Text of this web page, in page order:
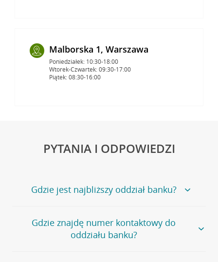
Malborska 1, Warszawa
Poniedziałek: 10:30-18:00
Wtorek-Czwartek: 09:30-17:00
Piątek: 08:30-16:00
PYTANIA I ODPOWIEDZI
Gdzie jest najbliższy oddział banku?
Jeśli szukasz oddziału naszego banku, zapraszamy na
stronęPlacówki i bankomaty, na której znajduje się
wygodna wyszukiwarka.
Gdzie znajdę numer kontaktowy do
oddziału banku?